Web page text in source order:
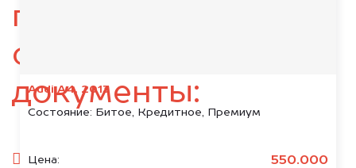
Audi A4, 2013
Состояние: Битое, Кредитное, Премиум
Цена: 550.000
подготовьте
следующие
документы:
паспорт гражданина РФ;